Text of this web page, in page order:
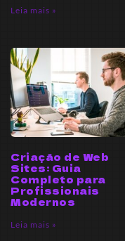
Leia mais »
Criação de Web
Sites: Guia
Completo para
Profissionais
Modernos
Leia mais »